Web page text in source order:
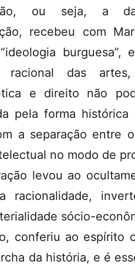
ou seja, a
recebeu com
burguesa”,
racional das
e direito não
pela forma
a separação entre
no modo de
levou ao
racionalidade,
sócio-
conferiu ao espírito
da história, e é